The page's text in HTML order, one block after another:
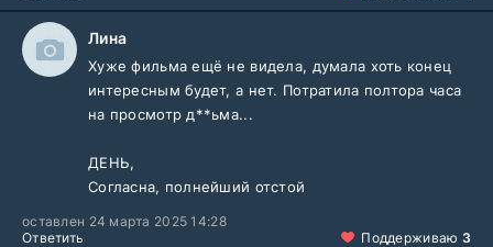
Лина
Хуже фильма ещё не видела, думала хоть конец
интересным будет, а нет. Потратила полтора часа
на просмотр д**ьма...
ДЕНЬ,
Согласна, полнейший отстой
оставлен 24 марта 2025 14:28
Ответить
Поддерживаю 3